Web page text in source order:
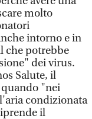
molto
intorno e in
che potrebbe
dei virus.
Salute, il
"nei
condizionata
il